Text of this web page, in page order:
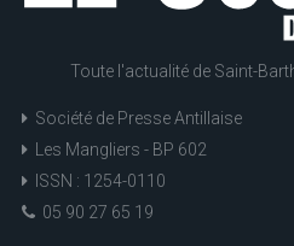
Toute l'actualité de Saint-
Société de Presse Antillaise
Les Mangliers - BP 602
ISSN : 1254-0110
05 90 27 65 19